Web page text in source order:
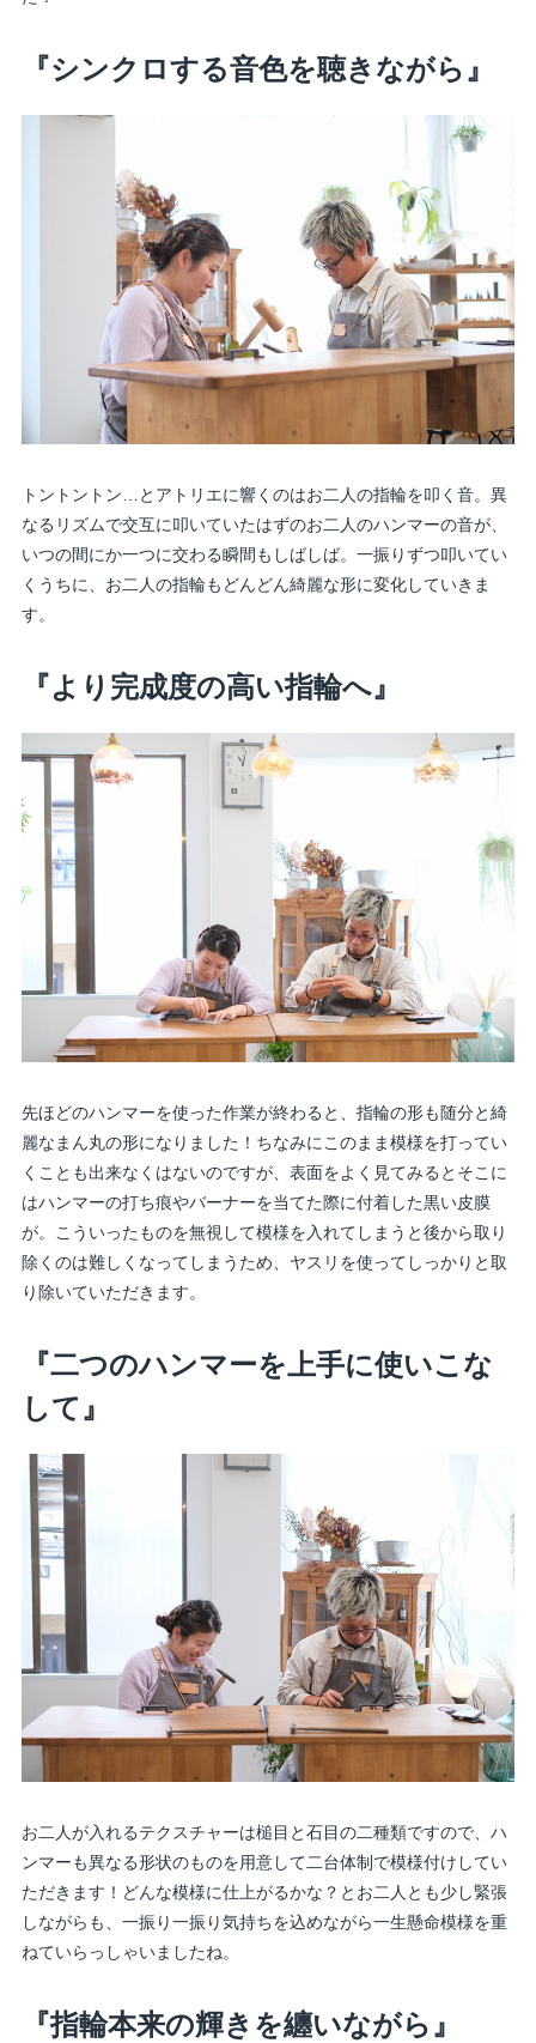
『シンクロする音色を聴きながら』
トントントン…とアトリエに響くのはお二人の指輪を叩く音。異
なるリズムで交互に叩いていたはずのお二人のハンマーの音が、
いつの間にか一つに交わる瞬間もしばしば。一振りずつ叩いてい
くうちに、お二人の指輪もどんどん綺麗な形に変化していきま
す。
『より完成度の高い指輪へ』
先ほどのハンマーを使った作業が終わると、指輪の形も随分と綺
麗なまん丸の形になりました！ちなみにこのまま模様を打ってい
くことも出来なくはないのですが、表面をよく見てみるとそこに
はハンマーの打ち痕やバーナーを当てた際に付着した黒い皮膜
が。こういったものを無視して模様を入れてしまうと後から取り
除くのは難しくなってしまうため、ヤスリを使ってしっかりと取
り除いていただきます。
『二つのハンマーを上手に使いこな
して』
お二人が入れるテクスチャーは槌目と石目の二種類ですので、ハ
ンマーも異なる形状のものを用意して二台体制で模様付けしてい
ただきます！どんな模様に仕上がるかな？とお二人とも少し緊張
しながらも、一振り一振り気持ちを込めながら一生懸命模様を重
ねていらっしゃいましたね。
『指輪本来の輝きを纏いながら』